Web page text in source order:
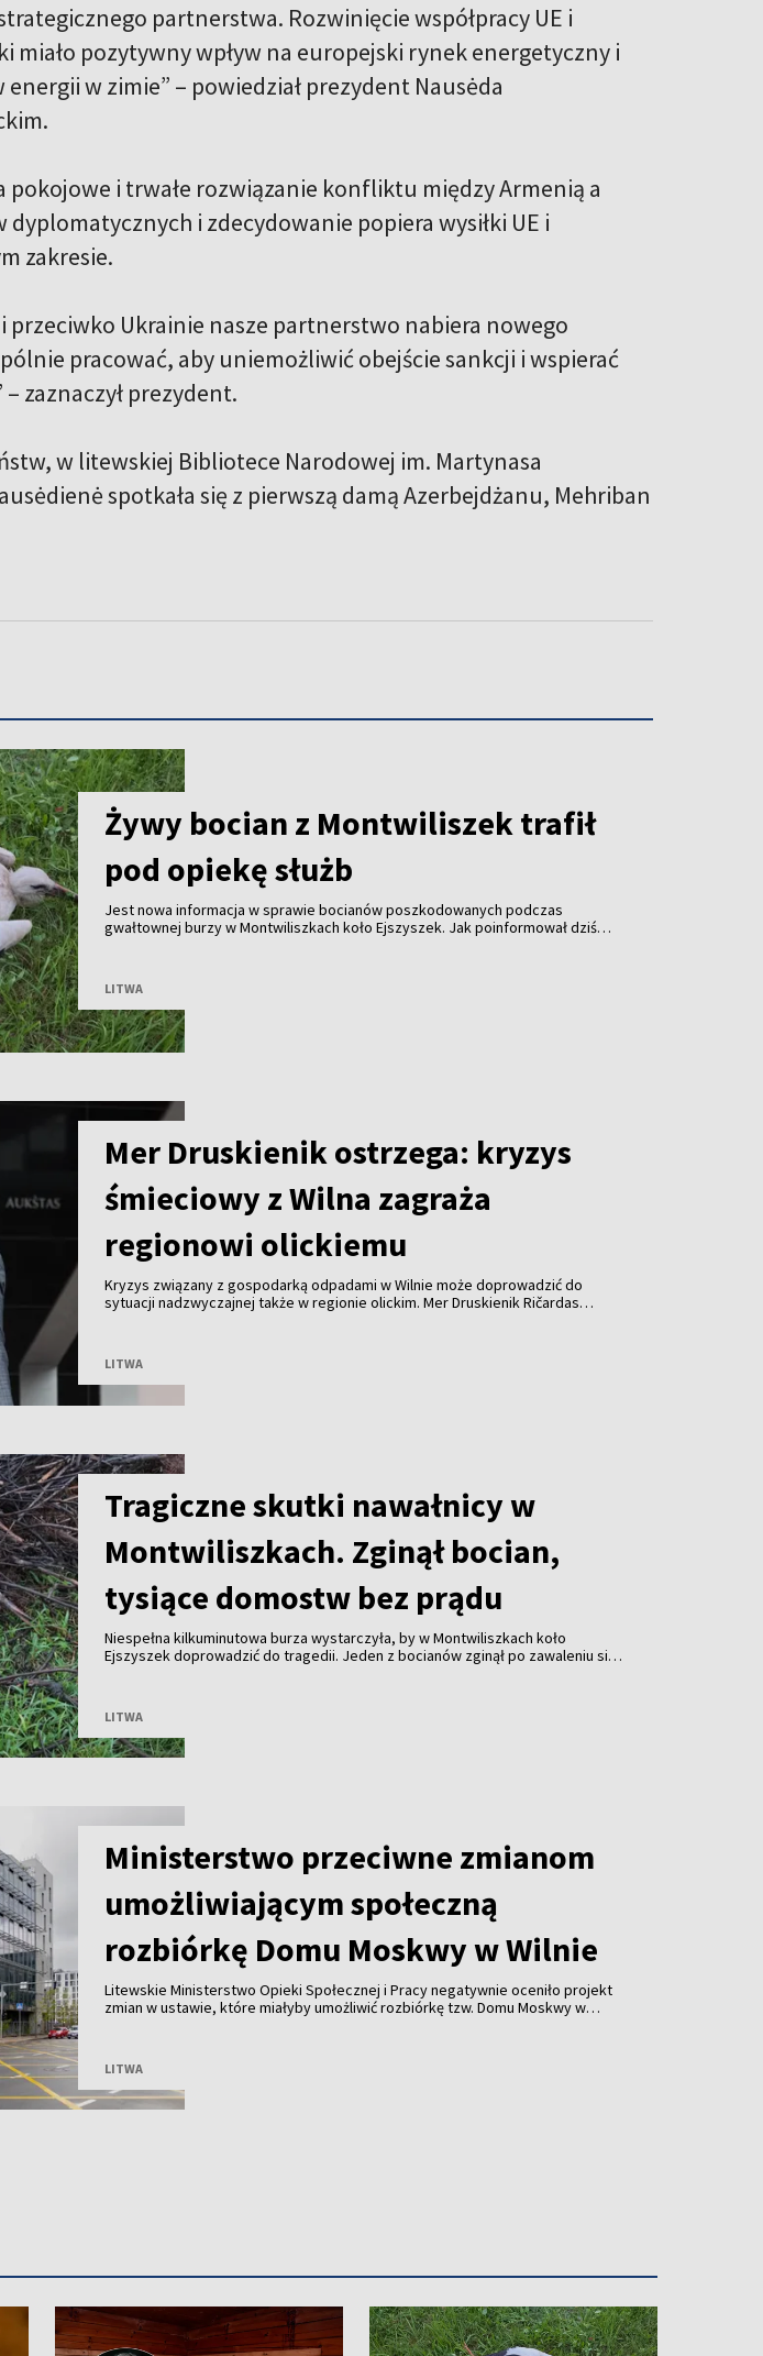
partnerstwa. Rozwinięcie współpracy UE i
miało pozytywny wpływ na europejski rynek energetyczny i
w zimie” – powiedział prezydent Nausėda
pokojowe i trwałe rozwiązanie konfliktu między Armenią a
i zdecydowanie popiera wysiłki UE i
zakresie.
przeciwko Ukrainie nasze partnerstwo nabiera nowego
pracować, aby uniemożliwić obejście sankcji i wspierać
zaznaczył prezydent.
w litewskiej Bibliotece Narodowej im. Martynasa
spotkała się z pierwszą damą Azerbejdżanu, Mehriban
Żywy bocian z Montwiliszek trafił
pod opiekę służb
Jest nowa informacja w sprawie bocianów poszkodowanych podczas
gwałtownej burzy w Montwiliszkach koło Ejszyszek. Jak poinformował dziś
LITWA
Mer Druskienik ostrzega: kryzys
śmieciowy z Wilna zagraża
regionowi olickiemu
Kryzys związany z gospodarką odpadami w Wilnie może doprowadzić do
sytuacji nadzwyczajnej także w regionie olickim. Mer Druskienik Ričardas
LITWA
Tragiczne skutki nawałnicy w
Montwiliszkach. Zginął bocian,
tysiące domostw bez prądu
Niespełna kilkuminutowa burza wystarczyła, by w Montwiliszkach koło
Ejszyszek doprowadzić do tragedii. Jeden z bocianów zginął po zawaleniu się
LITWA
Ministerstwo przeciwne zmianom
umożliwiającym społeczną
rozbiórkę Domu Moskwy w Wilnie
Litewskie Ministerstwo Opieki Społecznej i Pracy negatywnie oceniło projekt
zmian w ustawie, które miałyby umożliwić rozbiórkę tzw. Domu Moskwy w
LITWA